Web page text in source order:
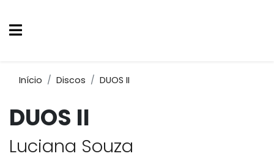
Início Discos DUOS II
DUOS II
Luciana Souza